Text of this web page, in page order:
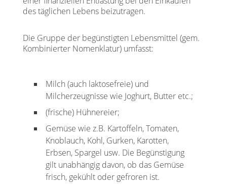
des täglichen Lebens beizutragen.
Die Gruppe der begünstigten Lebensmittel (gem.
Kombinierter Nomenklatur) umfasst:
Milch (auch laktosefreie) und
Milcherzeugnisse wie Joghurt, Butter etc.;
(frische) Hühnereier;
Gemüse wie z.B. Kartoffeln, Tomaten,
Knoblauch, Kohl, Gurken, Karotten,
Erbsen, Spargel usw. Die Begünstigung
gilt unabhängig davon, ob das Gemüse
frisch, gekühlt oder gefroren ist.